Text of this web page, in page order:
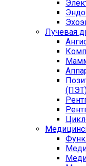
Лучевая